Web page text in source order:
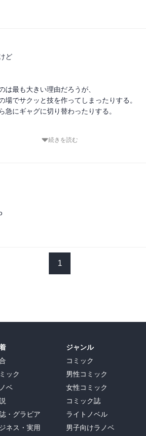
ど
は最も大きい理由だろうが、
でサクッと技を作ってしまったりする。
にギャグに切り替わったりする。
続きを読む
1
ック
ベ
・グラビア
ネス・実用
ジャンル
コミック
男性コミック
女性コミック
コミック誌
ライトノベル
男子向けラノベ